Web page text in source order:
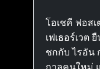
โอเชคี ฟอส
เฟเธอร์เวต
ชกกับ ไรอัน
กาลคนใหม่